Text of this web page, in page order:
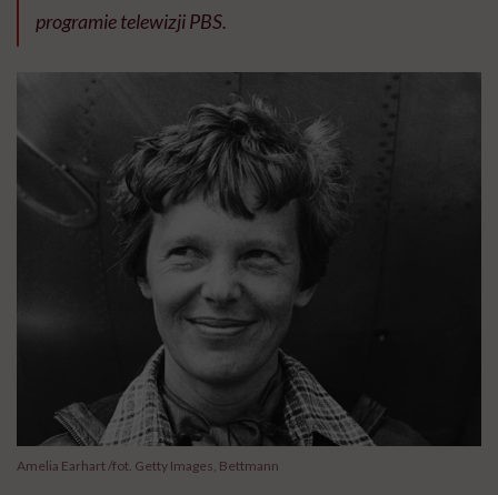
programie telewizji PBS.
Amelia Earhart /fot. Getty Images, Bettmann